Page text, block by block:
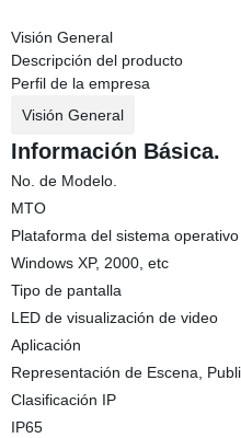
Visión General
Descripción del producto
Perfil de la empresa
Visión General
Información Básica.
No. de Modelo.
MTO
Plataforma del sistema operativo
Windows XP, 2000, etc
Tipo de pantalla
LED de visualización de video
Aplicación
Representación de Escena,
Clasificación IP
IP65